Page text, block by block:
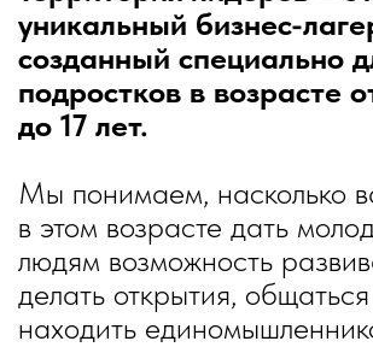
уникальный бизнес-
созданный специально
подростков в возрасте
до 17 лет.
Мы понимаем, насколько
в этом возрасте дать
людям возможность
делать открытия,
находить